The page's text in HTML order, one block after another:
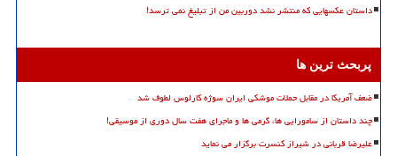
داستان عکسهایی که منتشر نشد دوربین من از تبلیغ نمی ترسد!
پربحث ترین ها
ضعف آمریکا در مقابل حملات موشکی ایران سوژه کارلوس لطوف شد
چند داستان از سامورایی ها، گرمی ها و ماجرای هفت سال دوری از موسیقی!
علیرضا قربانی در شیراز کنسرت برگزار می نماید